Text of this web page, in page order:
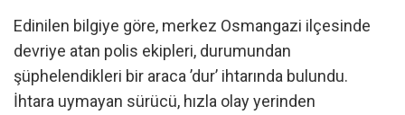
Edinilen bilgiye göre, merkez Osmangazi ilçesinde
devriye atan polis ekipleri, durumundan
şüphelendikleri bir araca ’dur’ ihtarında bulundu.
İhtara uymayan sürücü, hızla olay yerinden